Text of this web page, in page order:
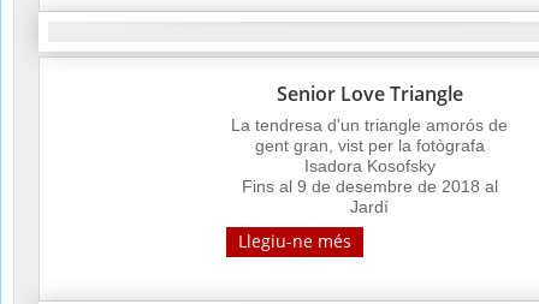
Senior Love Triangle
La tendresa d'un triangle amorós de
gent gran, vist per la fotògrafa
Isadora Kosofsky
Fins al 9 de desembre de 2018 al
Jardí
Llegiu-ne més